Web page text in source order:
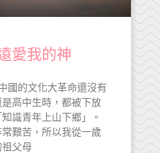
愛我的神
國的文化大革命還沒有
高中生時，都被下放
識青年上山下鄉」。
艱苦，所以我從一歲
祖父母